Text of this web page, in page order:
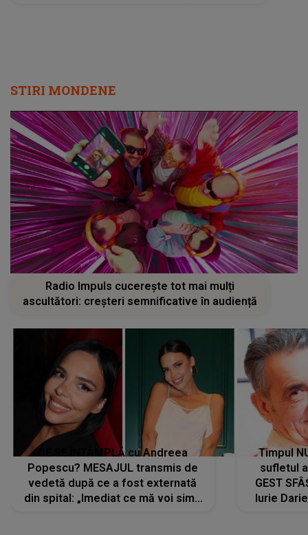
STIRI MONDENE
Radio Impuls cucerește tot mai mulți
ascultători: creșteri semnificative în audiență
CE SE ÎNTÂMPLĂ cu Andreea
Popescu? MESAJUL transmis de
vedetă după ce a fost externată
din spital: „Imediat ce mă voi simți
Timpul
sufletul
GEST
Iurie